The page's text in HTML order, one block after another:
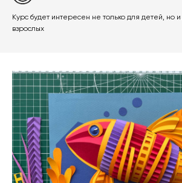
Курс будет интересен не только для детей, но
взрослых